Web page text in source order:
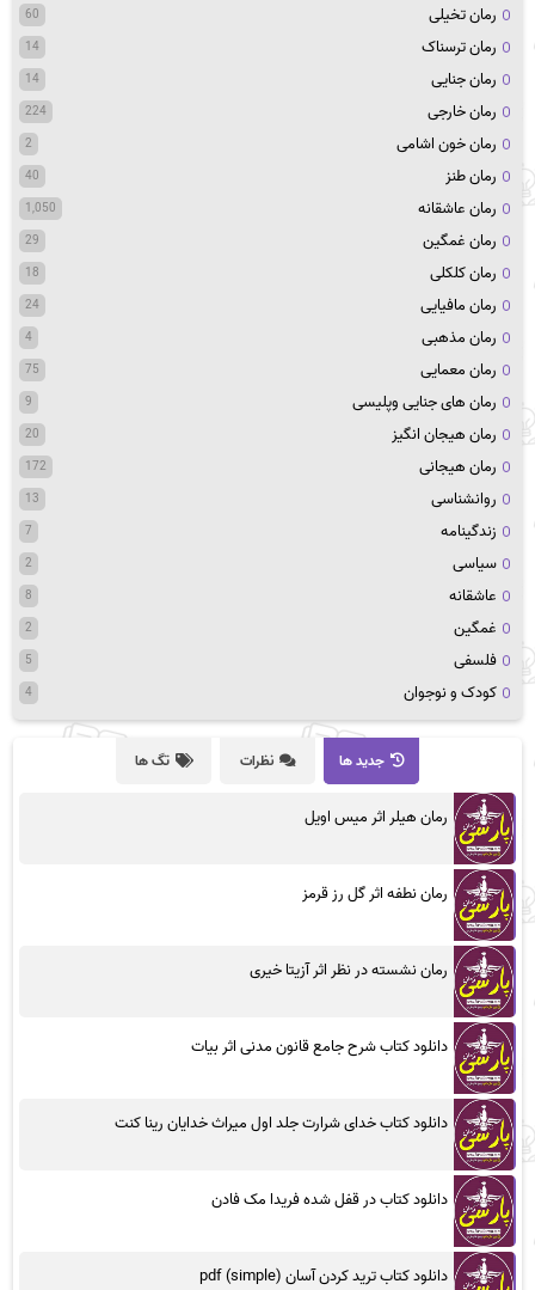
رمان تخیلی 60
رمان ترسناک 14
رمان جنایی 14
رمان خارجی 224
رمان خون اشامی 2
رمان طنز 40
رمان عاشقانه 1,050
رمان غمگین 29
رمان کلکلی 18
رمان مافیایی 24
رمان مذهبی 4
رمان معمایی 75
رمان های جنایی وپلیسی 9
رمان هیجان انگیز 20
رمان هیجانی 172
روانشناسی 13
زندگینامه 7
سیاسی 2
عاشقانه 8
غمگین 2
فلسفی 5
کودک و نوجوان 4
جدید ها نظرات تگ ها
رمان هیلر اثر میس اویل
رمان نطفه اثر گل رز قرمز
رمان نشسته در نظر اثر آزیتا خیری
دانلود کتاب شرح جامع قانون مدنی اثر بیات
دانلود کتاب خدای شرارت جلد اول میراث خدایان رینا کنت
دانلود کتاب در قفل شده فریدا مک فادن
دانلود کتاب ترید کردن آسان (simple) pdf